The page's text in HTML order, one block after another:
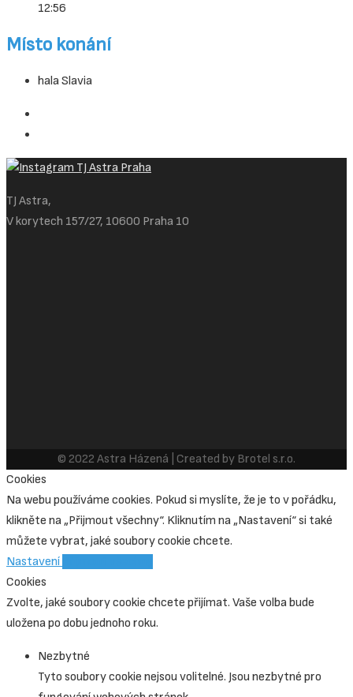
12:56
Místo konání
hala Slavia
TJ Astra,
V korytech 157/27, 10600 Praha 10
© 2022 Astra Házená | Created by Brotel s.r.o.
Cookies
Na webu používáme cookies. Pokud si myslíte, že je to v pořádku,
klikněte na „Přijmout všechny“. Kliknutím na „Nastavení“ si také
můžete vybrat, jaké soubory cookie chcete.
Nastavení
Cookies
Zvolte, jaké soubory cookie chcete přijímat. Vaše volba bude
uložena po dobu jednoho roku.
Nezbytné
Tyto soubory cookie nejsou volitelné. Jsou nezbytné pro